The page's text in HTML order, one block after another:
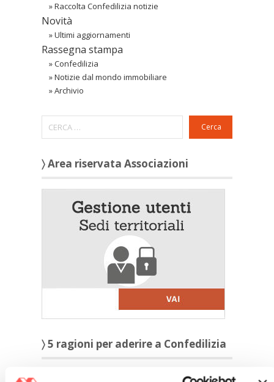
»Raccolta Confedilizia notizie
Novità
»Ultimi aggiornamenti
Rassegna stampa
»Confedilizia
»Notizie dal mondo immobiliare
»Archivio
Cerca
〉 Area riservata Associazioni
〉 5 ragioni per aderire a Confedilizia